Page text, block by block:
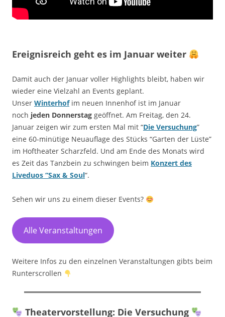
Ereignisreich geht es im Januar weiter
Damit auch der Januar voller Highlights bleibt, haben wir
wieder eine Vielzahl an Events geplant.
Unser Winterhofim neuen Innenhof ist im Januar
noch jeden Donnerstag geöffnet. Am Freitag, den 24.
Januar zeigen wir zum ersten Mal mit “Die Versuchung”
eine 60-minütige Neuauflage des Stücks “Garten der Lüste”
im Hoftheater Scharzfeld. Und am Ende des Monats wird
es Zeit das Tanzbein zu schwingen beim Konzert des
Liveduos “Sax & Soul“.
Sehen wir uns zu einem dieser Events?
Alle Veranstaltungen
Weitere Infos zu den einzelnen Veranstaltungen gibts beim
Runterscrollen
Theatervorstellung: Die Versuchung